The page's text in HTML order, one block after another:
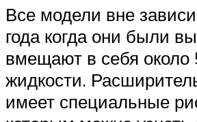
Все модели вне
года когда они были
вмещают в себя около
жидкости.
имеет специальные